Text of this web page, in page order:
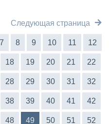
Следующая страница
7 8 9 10 11 12
18 19 20 21 22
28 29 30 31 32
38 39 40 41 42
48 49 50 51 52